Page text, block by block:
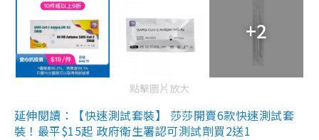
+2
點擊圖片放大
延伸閱讀：【快速測試套裝】 莎莎開賣6款快速測試套
裝！最平$15起 政府衛生署認可測試劑買2送1